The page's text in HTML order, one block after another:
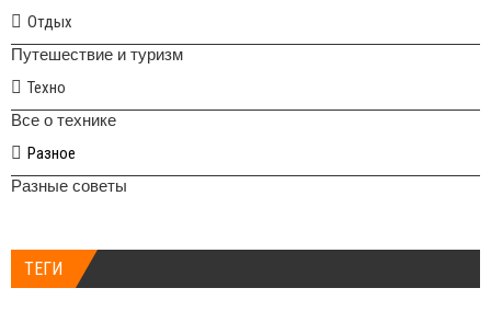
Отдых
Путешествие и туризм
Техно
Все о технике
Разное
Разные советы
ТЕГИ